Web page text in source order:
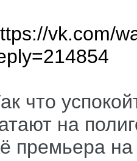
vk.com/
что
на
премьера